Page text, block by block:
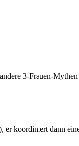
3-Frauen-Mythen
), er koordiniert dann